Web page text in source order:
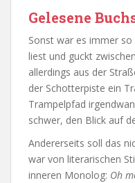
Gelesene
Sonst war es immer
liest und guckt
allerdings aus der
der Schotterpiste ein
Trampelpfad
schwer, den Blick auf
Andererseits soll das
war von literarischen
inneren Monolog: Oh